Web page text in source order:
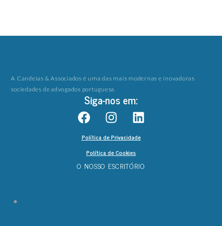
A Candeias & Associados é uma das mais modernas e inovadoras
sociedades de advogados portuguesa.
Siga-nos em:
Política de Privacidade
Política de Cookies
O NOSSO ESCRITÓRIO